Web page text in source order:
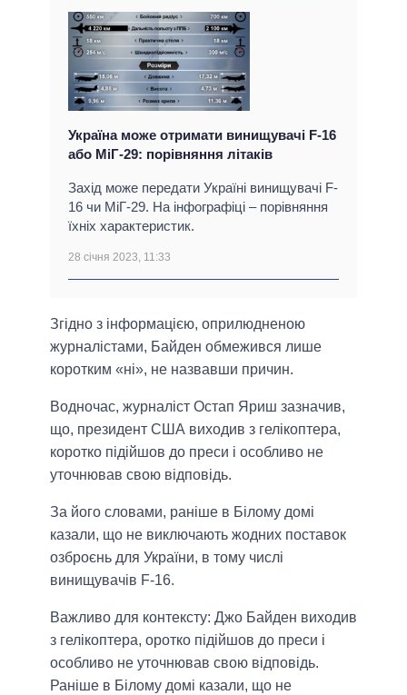
Україна може отримати винищувачі F-16
або МіГ-29: порівняння літаків
Захід може передати Україні винищувачі F-
16 чи МіГ-29. На інфографіці – порівняння
їхніх характеристик.
28 січня 2023, 11:33
Згідно з інформацією, оприлюдненою
журналістами, Байден обмежився лише
коротким «ні», не назвавши причин.
Водночас, журналіст Остап Яриш зазначив,
що, президент США виходив з гелікоптера,
коротко підійшов до преси і особливо не
уточнював свою відповідь.
За його словами, раніше в Білому домі
казали, що не виключають жодних поставок
озброєнь для України, в тому числі
винищувачів F-16.
Важливо для контексту: Джо Байден виходив
з гелікоптера, оротко підійшов до преси і
особливо не уточнював свою відповідь.
Раніше в Білому домі казали, що не